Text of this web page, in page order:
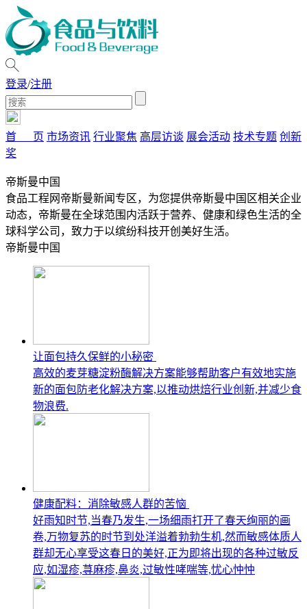
登录/注册
首 页 市场资讯 行业聚焦 高层访谈 展会活动 技术专题 创新
奖
帝斯曼中国
食品工程网帝斯曼新闻专区，为您提供帝斯曼中国区相关企业
动态，帝斯曼在全球范围内活跃于营养、健康和绿色生活的全
球科学公司，致力于以缤纷科技开创美好生活。
帝斯曼中国
让面包持久保鲜的小秘密
高效的麦芽糖淀粉酶解决方案能够帮助客户有效地实施
新的面包防老化解决方案,以推动烘焙行业创新,并减少食
物浪费.
健康配料：消除敏感人群的苦恼
好雨知时节,当春乃发生,一场细雨打开了春天绚丽的画
卷,万物复苏的时节到处洋溢着勃勃生机,然而敏感体质人
群却无心享受这春日的美好,正为即将出现的各种过敏反
应,如湿疹,荨麻疹,鼻炎,过敏性哮喘等,忧心忡忡